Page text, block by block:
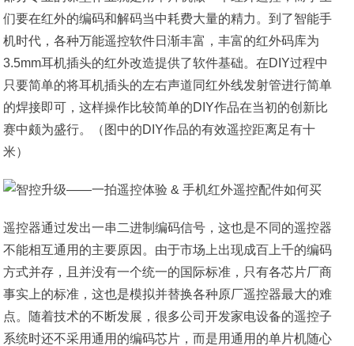
们要在红外的编码和解码当中耗费大量的精力。到了智能手
机时代，各种万能遥控软件日渐丰富，丰富的红外码库为
3.5mm耳机插头的红外改造提供了软件基础。在DIY过程中
只要简单的将耳机插头的左右声道同红外线发射管进行简单
的焊接即可，这样操作比较简单的DIY作品在当初的创新比
赛中颇为盛行。（图中的DIY作品的有效遥控距离足有十
米）
遥控器通过发出一串二进制编码信号，这也是不同的遥控器
不能相互通用的主要原因。由于市场上出现成百上千的编码
方式并存，且并没有一个统一的国际标准，只有各芯片厂商
事实上的标准，这也是模拟并替换各种原厂遥控器最大的难
点。随着技术的不断发展，很多公司开发家电设备的遥控子
系统时还不采用通用的编码芯片，而是用通用的单片机随心